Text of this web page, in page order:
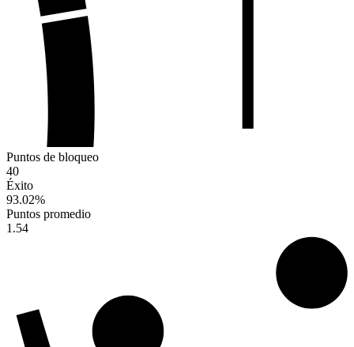
Puntos de bloqueo
40
Éxito
93.02%
Puntos promedio
1.54